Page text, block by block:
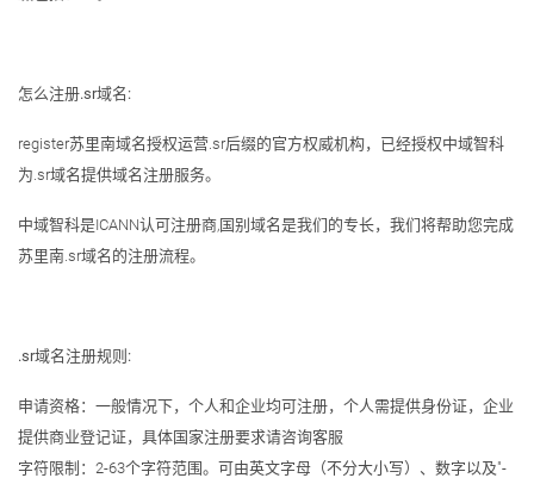
怎么注册.sr域名:
register苏里南域名授权运营.sr后缀的官方权威机构，已经授权中域智科
为.sr域名提供域名注册服务。
中域智科是ICANN认可注册商,国别域名是我们的专长，我们将帮助您完成
苏里南.sr域名的注册流程。
.sr域名注册规则:
申请资格：一般情况下，个人和企业均可注册，个人需提供身份证，企业
提供商业登记证，具体国家注册要求请咨询客服
字符限制：2-63个字符范围。可由英文字母（不分大小写）、数字以及"-